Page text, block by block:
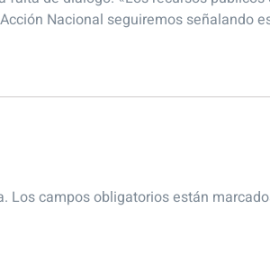
Nacional seguiremos señalando
Los campos obligatorios están